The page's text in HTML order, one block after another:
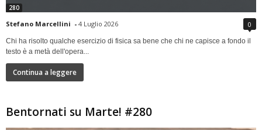
280
Stefano Marcellini - 4 Luglio 2026 0
Chi ha risolto qualche esercizio di fisica sa bene che chi ne capisce a fondo il
testo è a metà dell'opera...
Continua a leggere
Bentornati su Marte! #280